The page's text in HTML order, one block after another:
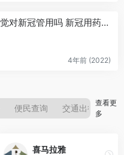
多喝水多睡觉对新冠管用吗 新冠用药这几点请记住！
4年前 (2022)
便民查询 交通出行 银
查看更
多
喜马拉雅